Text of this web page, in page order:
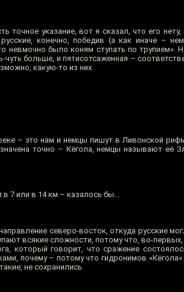
точное указание, вот я сказал, что его
конечно, победив (а как иначе –
невмочно было коням ступать по трупием».
больше, и пятисотсаженная –
какую-то из них.
– это нам и немцы пишут в Ливонской
точно – Кёгола, немцы называют её
в 7 или в 14 км – казалось бы...
северо-восток, откуда русские
всякие сложности, потому что, во-
который говорит, что сражение
почему – потому что гидронимов «Кёгола»
не сохранились.